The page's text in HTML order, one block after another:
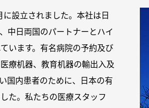
設立されました。本社は日
中日両国のパートナーとハイ
います。有名病院の予約及び
療机器、教育机器の輸出入及
国内患者のために、日本の有
た。私たちの医療スタッフ